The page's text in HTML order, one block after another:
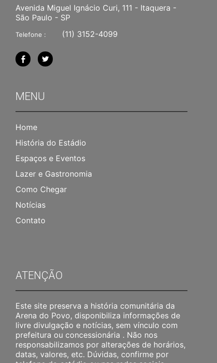
Avenida Miguel Ignácio Curi, 111 - Itaquera -
São Paulo - SP
Telefone : (11) 3152-4099
MENU
Home
História do Estádio
Espaços e Eventos
Lazer e Gastronomia
Como Chegar
Notícias
Contato
ATENÇÃO
Este site preserva a história comunitária da
Arena do Povo, disponibiliza informações de
livre divulgação e notícias, sem vínculo com
prefeitura ou concessionária . Não nos
responsabilizamos por alterações de horários,
datas, valores, etc. Dúvidas, confirme por